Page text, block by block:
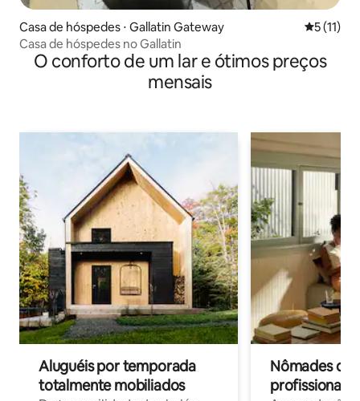
Casa de hóspedes ⋅ Gallatin Gateway 5 de uma
5 (11)
Casa de hóspedes no Gallatin
O conforto de um lar e ótimos preços
mensais
Aluguéis por temporada
totalmente mobiliados
Nômades
profissionais